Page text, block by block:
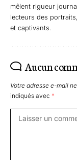
mêlent rigueur
lecteurs des
et captivants.
Aucun
Votre adresse e-mail
indiqués avec *